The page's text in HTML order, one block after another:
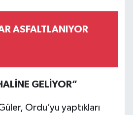
ASFALTLANIYOR
GELİYOR”
Ordu’yu yaptıkları